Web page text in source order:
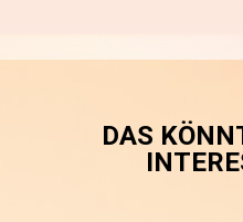
DAS